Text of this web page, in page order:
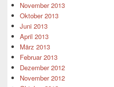
November 2013
Oktober 2013
Juni 2013
April 2013
März 2013
Februar 2013
Dezember 2012
November 2012